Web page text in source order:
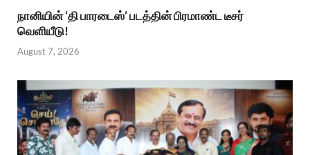
நானியின் ‘தி பாரடைஸ்’ படத்தின் பிரமாண்ட டீசர்
வெளியீடு!
August 7, 2026